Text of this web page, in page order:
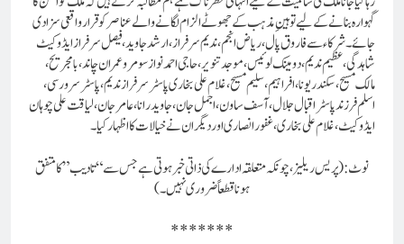
گہوارہ بنانے کے لیے توہینِ مذہب کے جھوٹے الزام لگانے والے عناصر کو قرارواقعی سزادی
جائے ۔شرکاء سے فاروق پال ، ریاض انجم، ندیم سرفراز، ارشد جاوید ، فیصل سرفراز ایڈوکیٹ
شاہدگی، عظیم ندیم، دو مینک لوئیس، موجد تنویر ،حاجی احمد نواز سومرو عمران چاند ، با مجریح ،
مالک مسیح، سکندریونا ، افراہیم، سلیم مسیح،غلام علی بخاری پاسٹر سرفراز ندیم، پاسٹرسرور سی ،
اسلم فرزند پاسٹراقبال جلال ، آسف ساون، اجمل جان، جاوید رانا، عامر جان ، لیاقت علی چوہان
ایڈوکیٹ، غلام علی بخاری، غفور انصاری اور دیگران نے خیالات کا اظہار کیا۔
نوٹ:( پریس ریلیز ، چونکہ متعلقہ ادارے کی ذاتی خبر ہوتی ہے جس سے “تادیب” کا متفق
ہونا قطعاً ضروری نہیں۔)
*******